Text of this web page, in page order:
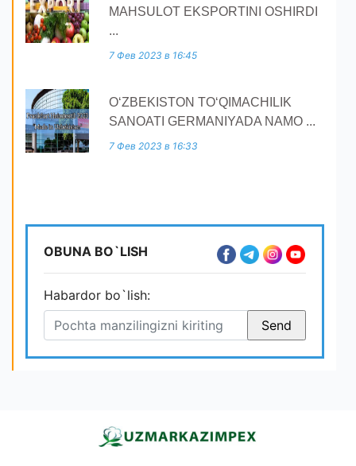
MAHSULOT EKSPORTINI OSHIRDI
...
7 Фев 2023 в 16:45
O‘ZBEKISTON TO‘QIMACHILIK
SANOATI GERMANIYADA NAMO ...
7 Фев 2023 в 16:33
OBUNA BO`LISH
Habardor bo`lish: